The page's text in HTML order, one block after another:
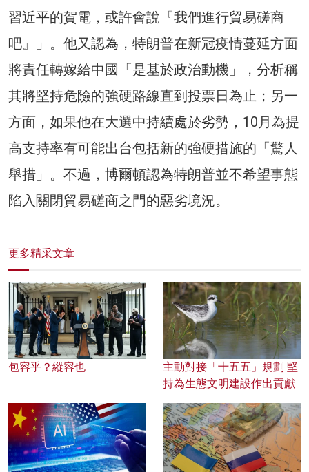
習近平的賀電，或許會說『我們進行貿易磋商
吧』」。他又認為，特朗普在新冠疫情蔓延方面
將責任轉嫁給中國「是基於政治動機」，分析稱
其將堅持危險的強硬路線直到投票日為止；另一
方面，如果他在大選中持續處於劣勢，10月為提
高支持率有可能出台包括新的強硬措施的「驚人
舉措」。不過，博爾頓認為特朗普並不希望事態
陷入關閉貿易磋商之門的惡劣境況。
更多精采文章
包容乎？縱容也
主動對接「十五五」規劃 堅
持為生態文明建設作出貢獻